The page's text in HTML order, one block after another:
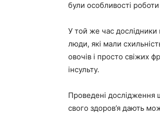
були особливості
У той же час дослідники
люди, які мали
овочів і просто свіжих
інсульту.
Проведені дослідження
свого здоров’я дають